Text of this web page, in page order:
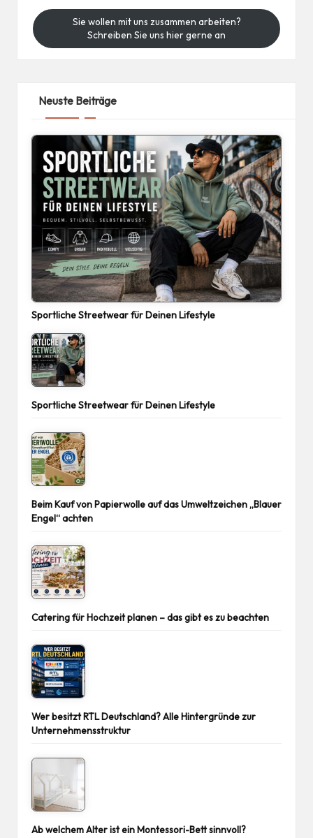
Sie wollen mit uns zusammen arbeiten?
Schreiben Sie uns hier gerne an
Neuste Beiträge
Sportliche Streetwear für Deinen Lifestyle
Sportliche Streetwear für Deinen Lifestyle
Beim Kauf von Papierwolle auf das Umweltzeichen „Blauer
Engel“ achten
Catering für Hochzeit planen – das gibt es zu beachten
Wer besitzt RTL Deutschland? Alle Hintergründe zur
Unternehmensstruktur
Ab welchem Alter ist ein Montessori-Bett sinnvoll?